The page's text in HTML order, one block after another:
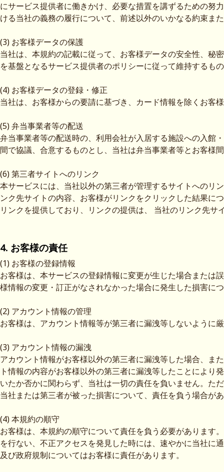
にサービス提供者に働きかけ、必要な措置を講ずるための努
ける当社の義務の履行について、前述以外のいかなる約束ま
(3) お客様データの保護
当社は、本規約の記載に従って、お客様データの安全性、秘
を基盤となるサービス提供者のポリシーに従って維持するも
(4) お客様データの登録・修正
当社は、お客様からの要請に基づき、カード情報を除くお客
(5) 弁当事業者等の配送
弁当事業者等の配送時の、利用会社が入居する施設への入館
間で協議、合意するものとし、当社は弁当事業者等とお客様
(6) 第三者サイトへのリンク
本サービスには、当社以外の第三者が管理するサイトへのリ
ンク先サイトの内容、お客様がリンクをクリックした結果に
リンクを提供しており、リンクの提供は、 当社のリンク先
4. お客様の責任
(1) お客様の登録情報
お客様は、本サービスの登録情報に変更が生じた場合または
様情報の変更・訂正がなされなかった場合に発生した損害に
(2) アカウント情報の管理
お客様は、アカウント情報等が第三者に漏洩等しないように
(3) アカウント情報の漏洩
アカウント情報がお客様以外の第三者に漏洩等した場合、ま
ト情報の内容がお客様以外の第三者に漏洩等したことによ
いたか否かに関わらず、当社は一切の責任を負いません。た
当社または第三者が被った損害について、責任を負う場合が
(4) 本規約の順守
お客様は、本規約の順守について責任を負う必要があります
を行ない、不正アクセスを発見した時には、速やかに当社に
及び政府規制についてはお客様に責任があります。